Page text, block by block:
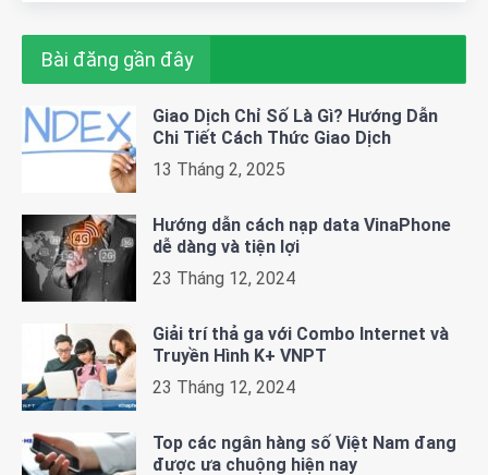
Bài đăng gần đây
Giao Dịch Chỉ Số Là Gì? Hướng Dẫn
Chi Tiết Cách Thức Giao Dịch
13 Tháng 2, 2025
Hướng dẫn cách nạp data VinaPhone
dễ dàng và tiện lợi
23 Tháng 12, 2024
Giải trí thả ga với Combo Internet và
Truyền Hình K+ VNPT
23 Tháng 12, 2024
Top các ngân hàng số Việt Nam đang
được ưa chuộng hiện nay